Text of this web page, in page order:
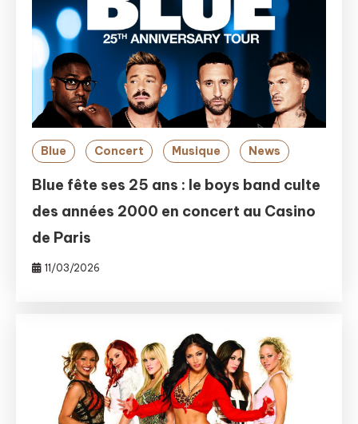
Blue Concert Musique News
Blue fête ses 25 ans : le boys band culte
des années 2000 en concert au Casino
de Paris
11/03/2026